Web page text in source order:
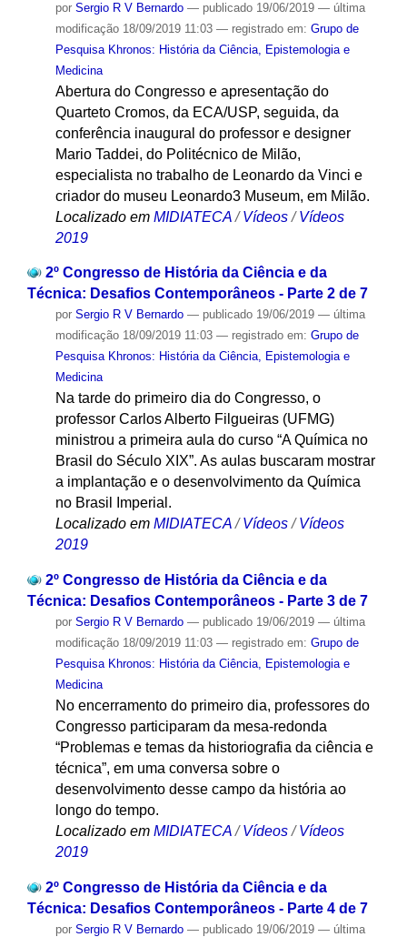
por Sergio R V Bernardo — publicado19/06/2019 — última
modificação18/09/2019 11:03 — registrado em: Grupo de
Pesquisa Khronos: História da Ciência, Epistemologia e
Medicina
Abertura do Congresso e apresentação do
Quarteto Cromos, da ECA/USP, seguida, da
conferência inaugural do professor e designer
Mario Taddei, do Politécnico de Milão,
especialista no trabalho de Leonardo da Vinci e
criador do museu Leonardo3 Museum, em Milão.
Localizado em MIDIATECA /Vídeos /Vídeos
2019
2º Congresso de História da Ciência e da
Técnica: Desafios Contemporâneos - Parte 2 de 7
por Sergio R V Bernardo — publicado19/06/2019 — última
modificação18/09/2019 11:03 — registrado em: Grupo de
Pesquisa Khronos: História da Ciência, Epistemologia e
Medicina
Na tarde do primeiro dia do Congresso, o
professor Carlos Alberto Filgueiras (UFMG)
ministrou a primeira aula do curso “A Química no
Brasil do Século XIX”. As aulas buscaram mostrar
a implantação e o desenvolvimento da Química
no Brasil Imperial.
Localizado em MIDIATECA /Vídeos /Vídeos
2019
2º Congresso de História da Ciência e da
Técnica: Desafios Contemporâneos - Parte 3 de 7
por Sergio R V Bernardo — publicado19/06/2019 — última
modificação18/09/2019 11:03 — registrado em: Grupo de
Pesquisa Khronos: História da Ciência, Epistemologia e
Medicina
No encerramento do primeiro dia, professores do
Congresso participaram da mesa-redonda
“Problemas e temas da historiografia da ciência e
técnica”, em uma conversa sobre o
desenvolvimento desse campo da história ao
longo do tempo.
Localizado em MIDIATECA /Vídeos /Vídeos
2019
2º Congresso de História da Ciência e da
Técnica: Desafios Contemporâneos - Parte 4 de 7
por Sergio R V Bernardo — publicado19/06/2019 — última